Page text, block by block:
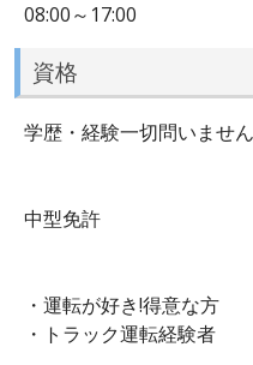
08:00～17:00
資格
学歴・経験一切問いませ
中型免許
・運転が好き!得意な方
・トラック運転経験者